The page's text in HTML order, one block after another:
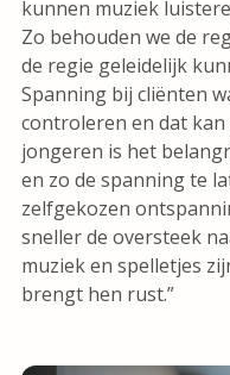
kunnen muziek
Zo behouden we de
de regie geleidelijk
Spanning bij cliënten
controleren en dat
jongeren is het
en zo de spanning te
zelfgekozen
sneller de oversteek
muziek en spelletjes
brengt hen rust.”